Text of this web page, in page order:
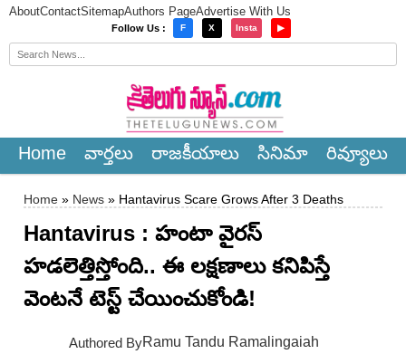
AboutContactSitemapAuthors PageAdvertise With Us
Follow Us : F X Insta ▶
Home వార్త‌లు రాజ‌కీయాలు సినిమా రివ్యూలు
Home » News » Hantavirus Scare Grows After 3 Deaths
Hantavirus : హంటా వైరస్
హడలెత్తిస్తోంది.. ఈ లక్షణాలు కనిపిస్తే
వెంటనే టెస్ట్ చేయించుకోండి!
Authored ByRamu Tandu Ramalingaiah